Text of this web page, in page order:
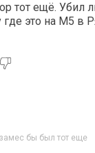
тот ещё. Убил
где это на М5 в
бы был тот еще